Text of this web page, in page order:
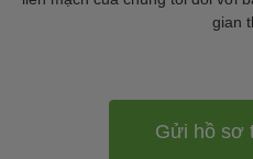
gian
Gửi hồ sơ